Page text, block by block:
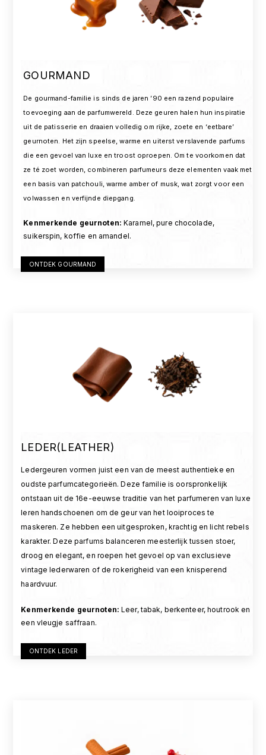
GOURMAND
De gourmand-familie is sinds de jaren ’90 een razend populaire
toevoeging aan de parfumwereld. Deze geuren halen hun inspiratie
uit de patisserie en draaien volledig om rijke, zoete en ‘eetbare’
geurnoten. Het zijn speelse, warme en uiterst verslavende parfums
die een gevoel van luxe en troost oproepen. Om te voorkomen dat
ze té zoet worden, combineren parfumeurs deze elementen vaak met
een basis van patchouli, warme amber of musk, wat zorgt voor een
volwassen en verfijnde diepgang.
Kenmerkende geurnoten: Karamel, pure chocolade,
suikerspin, koffie en amandel.
ONTDEK GOURMAND
LEDER(LEATHER)
Ledergeuren vormen juist een van de meest authentieke en
oudste parfumcategorieën. Deze familie is oorspronkelijk
ontstaan uit de 16e-eeuwse traditie van het parfumeren van luxe
leren handschoenen om de geur van het looiproces te
maskeren. Ze hebben een uitgesproken, krachtig en licht rebels
karakter. Deze parfums balanceren meesterlijk tussen stoer,
droog en elegant, en roepen het gevoel op van exclusieve
vintage lederwaren of de rokerigheid van een knisperend
haardvuur.
Kenmerkende geurnoten: Leer, tabak, berkenteer, houtrook en
een vleugje saffraan.
ONTDEK LEDER